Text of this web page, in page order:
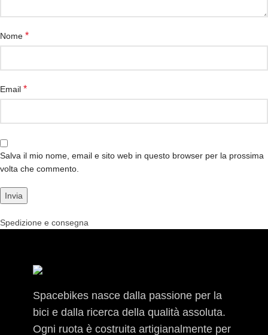
Nome *
Email *
Salva il mio nome, email e sito web in questo browser per la prossima
volta che commento.
Spedizione e consegna
Spacebikes nasce dalla passione per la
bici e dalla ricerca della qualità assoluta.
Ogni ruota è costruita artigianalmente per